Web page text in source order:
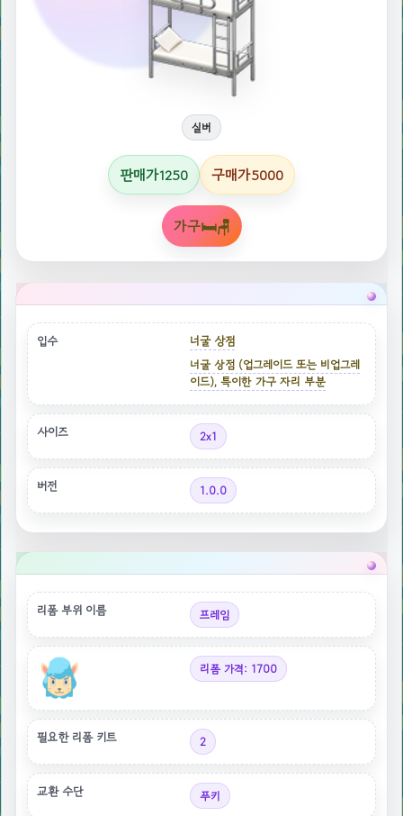
실버
판매가1250 구매가5000
가구🛏🪑
입수
너굴 상점
너굴 상점 (업그레이드 또는 비업그레
이드), 특이한 가구 자리 부분
사이즈 2x1
버전 1.0.0
리폼 부위 이름 프레임
리폼 가격: 1700
필요한 리폼 키트 2
교환 수단 푸키